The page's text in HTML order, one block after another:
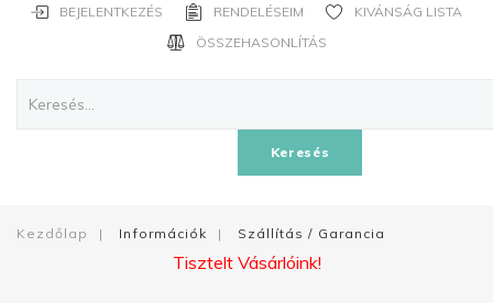
BEJELENTKEZÉS RENDELÉSEIM
KIVÁNSÁG LISTA
ÖSSZEHASONLÍTÁS
Keresés
Kezdőlap | Információk | Szállítás / Garancia
Tisztelt Vásárlóink!
FIÓK
Google